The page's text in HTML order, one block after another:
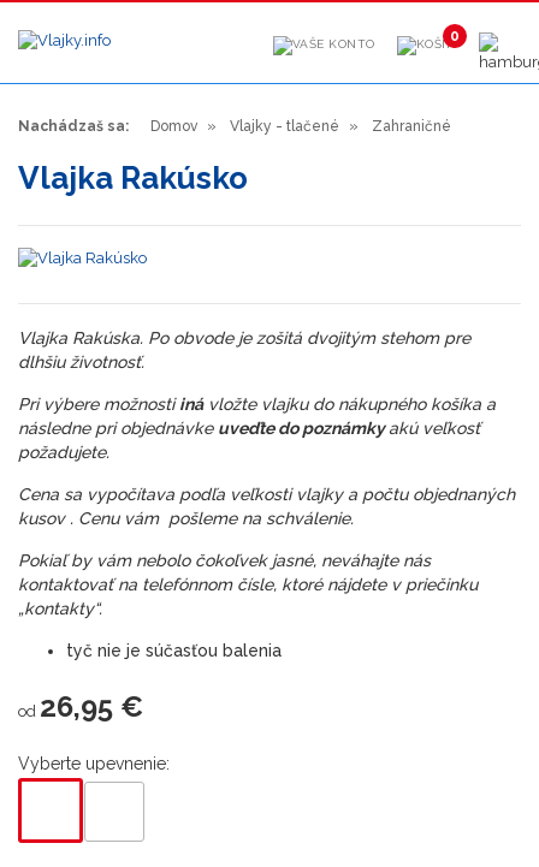
Nachádzaš sa: Domov Vlajky - tlačené Zahraničné
Vlajka Rakúsko
Vlajka Rakúska. Po obvode je zošitá dvojitým stehom pre
dlhšiu životnosť.
Pri výbere možnostiinávložte vlajku do nákupného košíka a
následne pri objednávke uveďte do poznámkyakú veľkosť
požadujete.
Cena sa vypočítava podľa veľkosti vlajky a počtu objednaných
kusov . Cenu vám pošleme na schválenie.
Pokiaľ by vám nebolo čokoľvek jasné, neváhajte nás
kontaktovať na telefónnom čísle, ktoré nájdete v priečinku
„kontakty“.
tyč nie je súčasťou balenia
od 26,95 €
Vyberte upevnenie:
0